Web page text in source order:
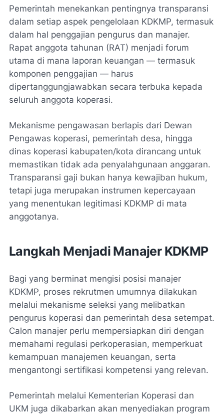
Pemerintah menekankan pentingnya transparansi
dalam setiap aspek pengelolaan KDKMP, termasuk
dalam hal penggajian pengurus dan manajer.
Rapat anggota tahunan (RAT) menjadi forum
utama di mana laporan keuangan — termasuk
komponen penggajian — harus
dipertanggungjawabkan secara terbuka kepada
seluruh anggota koperasi.
Mekanisme pengawasan berlapis dari Dewan
Pengawas koperasi, pemerintah desa, hingga
dinas koperasi kabupaten/kota dirancang untuk
memastikan tidak ada penyalahgunaan anggaran.
Transparansi gaji bukan hanya kewajiban hukum,
tetapi juga merupakan instrumen kepercayaan
yang menentukan legitimasi KDKMP di mata
anggotanya.
Langkah Menjadi Manajer KDKMP
Bagi yang berminat mengisi posisi manajer
KDKMP, proses rekrutmen umumnya dilakukan
melalui mekanisme seleksi yang melibatkan
pengurus koperasi dan pemerintah desa setempat.
Calon manajer perlu mempersiapkan diri dengan
memahami regulasi perkoperasian, memperkuat
kemampuan manajemen keuangan, serta
mengantongi sertifikasi kompetensi yang relevan.
Pemerintah melalui Kementerian Koperasi dan
UKM juga dikabarkan akan menyediakan program